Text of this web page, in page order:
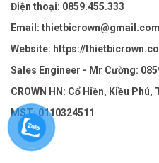
540132
chẩn đoán
540338
Ngã ba PSEN
Ngã ba Y
Điện thoại: 0859.455.333
Email: thietbicrown@gmail.com
Website: https://
Sales Engineer - Mr Cường:
CROWN HN: Cổ Hiền, Kiều
MST: 0110324511